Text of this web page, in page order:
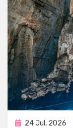
Publicada
24 Jul, 2026